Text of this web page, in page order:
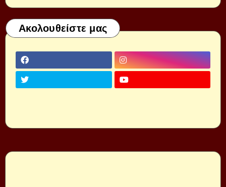
Ακολουθείστε μας